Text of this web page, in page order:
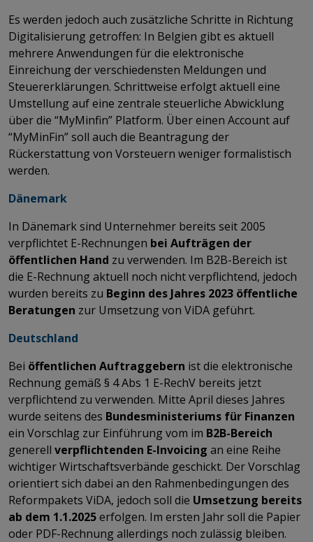
Es werden jedoch auch zusätzliche Schritte in Richtung
Digitalisierung getroffen: In Belgien gibt es aktuell
mehrere Anwendungen für die elektronische
Einreichung der verschiedensten Meldungen und
Steuererklärungen. Schrittweise erfolgt aktuell eine
Umstellung auf eine zentrale steuerliche Abwicklung
über die “MyMinfin” Platform. Über einen Account auf
“MyMinFin” soll auch die Beantragung der
Rückerstattung von Vorsteuern weniger formalistisch
werden.
Dänemark
In Dänemark sind Unternehmer bereits seit 2005
verpflichtet E-Rechnungen bei Aufträgen der
öffentlichen Hand zu verwenden. Im B2B-Bereich ist
die E-Rechnung aktuell noch nicht verpflichtend, jedoch
wurden bereits zu Beginn des Jahres 2023 öffentliche
Beratungen zur Umsetzung von ViDA geführt.
Deutschland
Bei öffentlichen Auftraggebern ist die elektronische
Rechnung gemäß § 4 Abs 1 E-RechV bereits jetzt
verpflichtend zu verwenden. Mitte April dieses Jahres
wurde seitens des Bundesministeriums für Finanzen
ein Vorschlag zur Einführung vom im B2B-Bereich
generell verpflichtenden E-Invoicing an eine Reihe
wichtiger Wirtschaftsverbände geschickt. Der Vorschlag
orientiert sich dabei an den Rahmenbedingungen des
Reformpakets ViDA, jedoch soll die Umsetzung bereits
ab dem 1.1.2025erfolgen. Im ersten Jahr soll die Papier
oder PDF-Rechnung allerdings noch zulässig bleiben.